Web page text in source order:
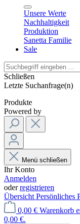
Unsere Werte
Nachhaltigkeit
Produktion
Sanetta Familie
Sale
Schließen
Letzte Suchanfrage(n)
Produkte
Powered by
Menü schließen
Ihr Konto
Anmelden
oderregistrieren
Übersicht Persönliches
0,00 € Warenkorb
0,00 €.